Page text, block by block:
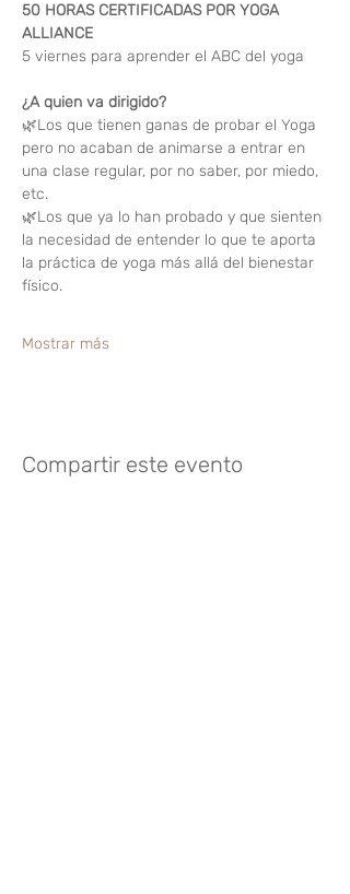
50 HORAS CERTIFICADAS POR YOGA
ALLIANCE
5 viernes para aprender el ABC del yoga
¿A quien va dirigido?
🌿Los que tienen ganas de probar el Yoga
pero no acaban de animarse a entrar en
una clase regular, por no saber, por miedo,
etc.
🌿Los que ya lo han probado y que sienten
la necesidad de entender lo que te aporta
la práctica de yoga más allá del bienestar
físico.
Mostrar más
Compartir este evento